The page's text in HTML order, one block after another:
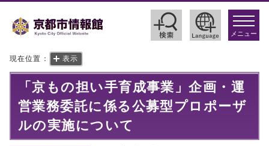
toggle
メニュー
現在位置： 表示
「京もの担い手育成事業」企画・運
営業務委託に係る公募型プロポーザ
ルの実施について